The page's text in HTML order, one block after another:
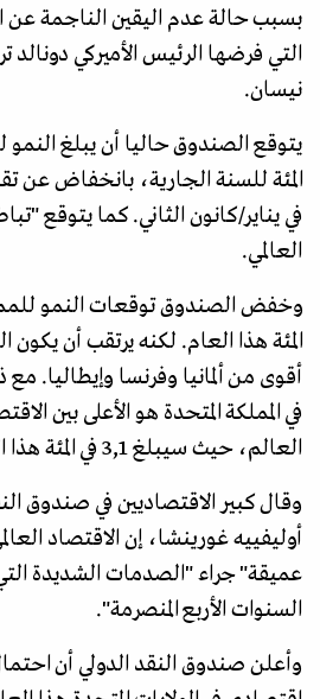
بسبب حالة عدم اليقين الناجمة عن
التي فرضها الرئيس الأميركي
نيسان.
في يناير/كانون الثاني. كما يتوقع
العالمي.
المئة هذا العام. لكنه يرتقب أن يكون
أقوى من ألمانيا وفرنسا وإيطاليا.
في المملكة المتحدة هو الأعلى بين
العالم، حيث سيبلغ 3,1 في المئة هذا العام.
وقال كبير الاقتصاديين في صندوق
أوليفييه غورينشا، إن الاقتصاد
عميقة" جراء "الصدمات الشديدة
السنوات الأربع المنصرمة".
وأعلن صندوق النقد الدولي أن